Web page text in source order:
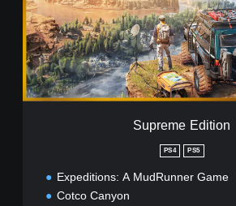
m
e
E
d
i
Supreme Edition
PS4 PS5
Expeditions: A MudRunner Game
Cotco Canyon